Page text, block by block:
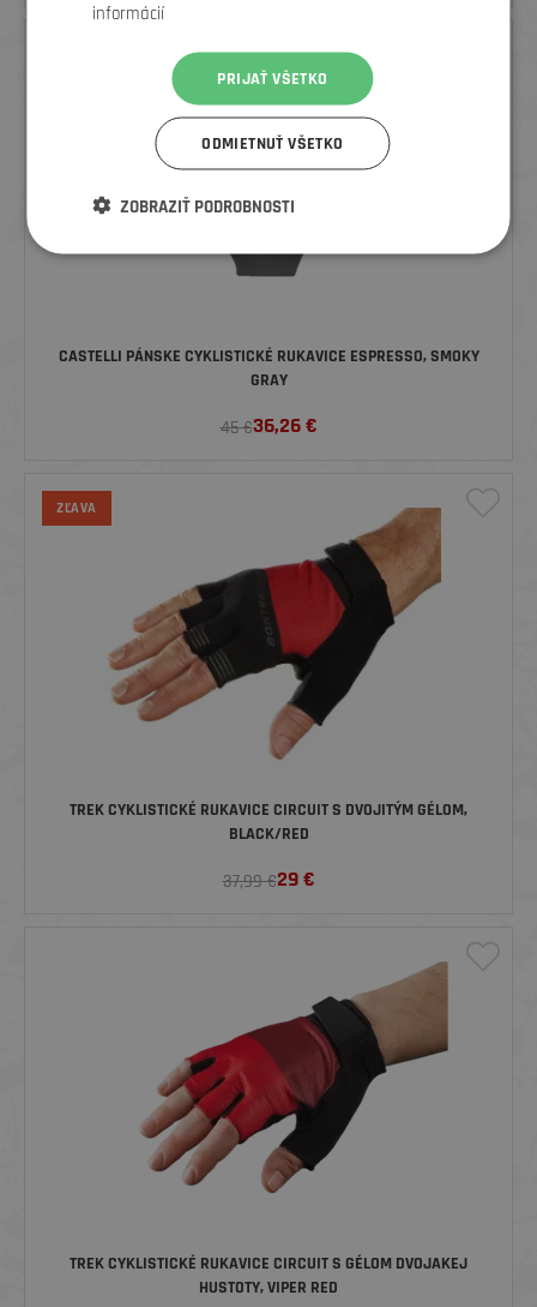
CASTELLI PÁNSKE CYKLISTICKÉ RUKAVICE ESPRESSO, SMOKY
GRAY
45 €36,26€
ZĽAVA
TREK CYKLISTICKÉ RUKAVICE CIRCUIT S DVOJITÝM GÉLOM,
BLACK/RED
37,99 €29€
TREK CYKLISTICKÉ RUKAVICE CIRCUIT S GÉLOM DVOJAKEJ
HUSTOTY, VIPER RED
informácií
PRIJAŤ VŠETKO
ODMIETNUŤ VŠETKO
ZOBRAZIŤ PODROBNOSTI